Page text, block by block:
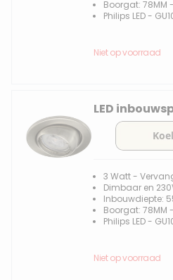
Boorgat: 78MM
Philips LED -
Niet op voorraad
LED
3 Watt -
Dimbaar en
Inbouwdiepte:
Boorgat: 78MM
Philips LED -
Niet op voorraad